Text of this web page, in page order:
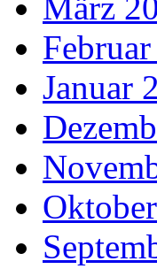
März
Januar